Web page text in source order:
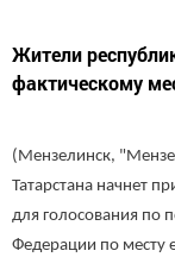
Жители
фактическому
(Мензелинск,
Татарстана начнет
для голосования по
Федерации по месту